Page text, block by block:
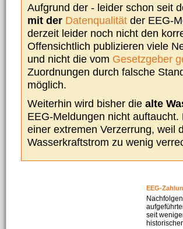
Aufgrund der - leider schon seit
mit der Datenqualität der EEG-
derzeit leider noch nicht den
Offensichtlich publizieren viele
und nicht die vom Gesetzgeber
Zuordnungen durch falsche
möglich.
Weiterhin wird bisher die alte
EEG-Meldungen nicht
einer extremen Verzerrung, weil
Wasserkraftstrom zu wenig
EEG-
seit